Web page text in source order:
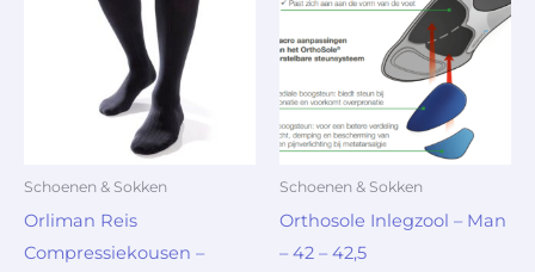
Schoenen & Sokken
Orliman Reis
Compressiekousen –
Schoenen & Sokken
Orthosole Inlegzool – Man
– 42 – 42,5